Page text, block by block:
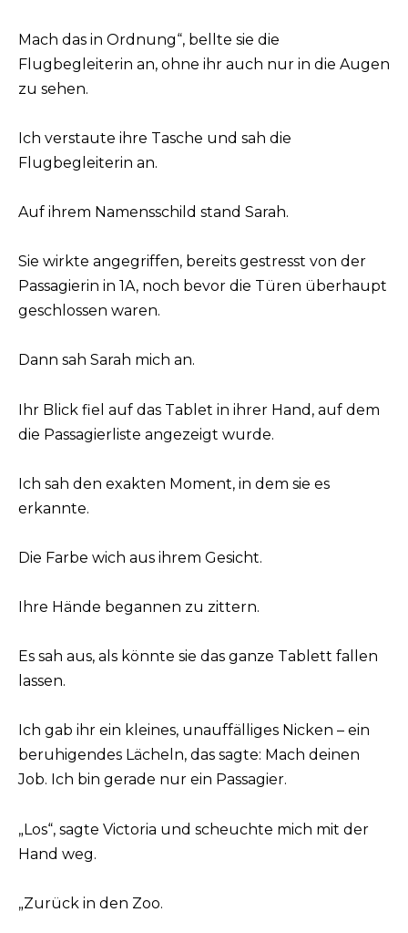
Mach das in Ordnung“, bellte sie die
Flugbegleiterin an, ohne ihr auch nur in die Augen
zu sehen.
Ich verstautе ihre Tasche und sah die
Flugbegleiterin an.
Auf ihrem Namensschild stand Sarah.
Sie wirkte angegriffen, bereits gestresst von der
Passagierin in 1A, noch bevor die Türen überhaupt
geschlossen waren.
Dann sah Sarah mich an.
Ihr Blick fiel auf das Tablet in ihrer Hand, auf dem
die Passagierliste angezeigt wurde.
Ich sah den exakten Moment, in dem sie es
erkannte.
Die Farbe wich aus ihrem Gesicht.
Ihre Hände begannen zu zittern.
Es sah aus, als könnte sie das ganze Tablett fallen
lassen.
Ich gab ihr ein kleines, unauffälliges Nicken – ein
beruhigendes Lächeln, das sagte: Mach deinen
Job. Ich bin gerade nur ein Passagier.
„Los“, sagte Victoria und scheuchte mich mit der
Hand weg.
„Zurück in den Zoo.